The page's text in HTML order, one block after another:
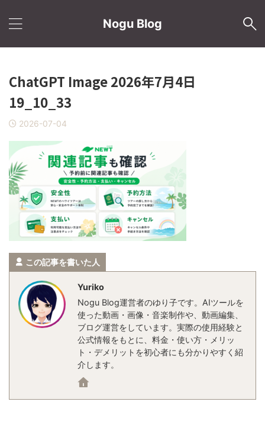
Nogu Blog
ChatGPT Image 2026年7月4日
19_10_33
2026-07-04
この記事を書いた人
Yuriko
Nogu Blog運営者のゆり子です。AIツールを
使った動画・画像・音楽制作や、動画編集、
ブログ運営をしています。実際の使用経験と
公式情報をもとに、料金・使い方・メリッ
ト・デメリットを初心者にも分かりやすく紹
介します。